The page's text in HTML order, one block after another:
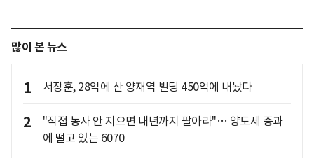
많이 본 뉴스
1 서장훈, 28억에 산 양재역 빌딩 450억에 내놨다
2
"직접 농사 안 지으면 내년까지 팔아라"… 양도세 중과
에 떨고 있는 6070